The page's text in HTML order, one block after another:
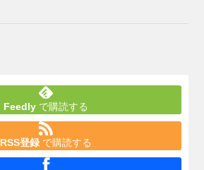
Feedly で購読する
RSS登録 で購読する